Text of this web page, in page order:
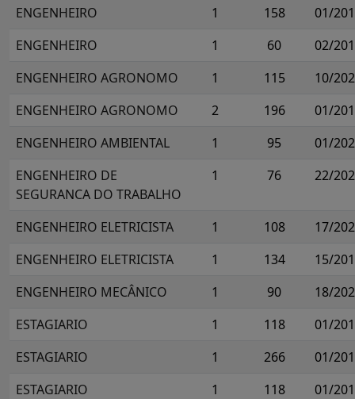
ENGENHEIRO
1 158
01/
ENGENHEIRO
1 60
02/
ENGENHEIRO AGRONOMO
1 115
10/
ENGENHEIRO AGRONOMO
2 196
01/
ENGENHEIRO AMBIENTAL
1 95
01/
ENGENHEIRO DE
SEGURANCA DO TRABALHO
1 76 22/
ENGENHEIRO ELETRICISTA 1 108
17/
ENGENHEIRO ELETRICISTA
1 134
15/
ENGENHEIRO MECÂNICO
1 90
18/
ESTAGIARIO
1 118
01/
ESTAGIARIO
1 266
01/
ESTAGIARIO
1 118
01/